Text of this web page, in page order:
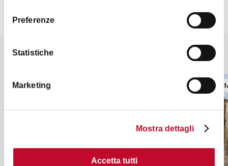
Preferenze
Statistiche
Marketing
Mostra dettagli
Accetta tutti
It might also interest you
INDUSTRIAL ARCHEOLOGY